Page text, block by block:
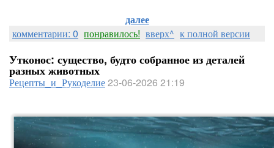
далее
комментарии: 0 понравилось! вверх^ к полной версии
Утконос: существо, будто собранное из деталей
разных животных
Рецепты_и_Рукоделие23-06-2026 21:19